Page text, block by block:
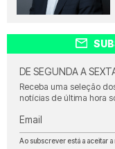
DE SEGUNDA A
Receba uma seleção
notícias de última hora
Email
Ao subscrever está a aceitar a